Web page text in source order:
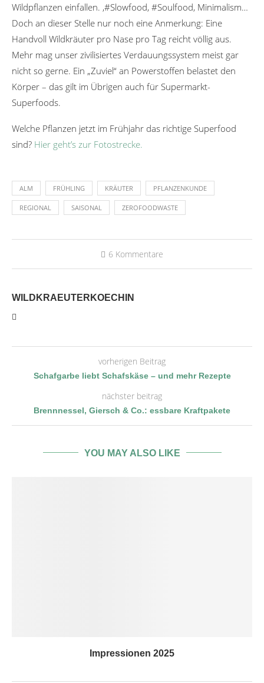
Wildpflanzen einfallen. ‚#Slowfood, #Soulfood, Minimalism…
Doch an dieser Stelle nur noch eine Anmerkung: Eine
Handvoll Wildkräuter pro Nase pro Tag reicht völlig aus.
Mehr mag unser zivilisiertes Verdauungssystem meist gar
nicht so gerne. Ein „Zuviel“ an Powerstoffen belastet den
Körper – das gilt im Übrigen auch für Supermarkt-
Superfoods.
Welche Pflanzen jetzt im Frühjahr das richtige Superfood
sind? Hier geht’s zur Fotostrecke.
ALM FRÜHLING KRÄUTER PFLANZENKUNDE
REGIONAL SAISONAL ZEROFOODWASTE
6 Kommentare
WILDKRAEUTERKOECHIN
vorherigen Beitrag
Schafgarbe liebt Schafskäse – und mehr Rezepte
nächster beitrag
Brennnessel, Giersch & Co.: essbare Kraftpakete
YOU MAY ALSO LIKE
Impressionen 2025